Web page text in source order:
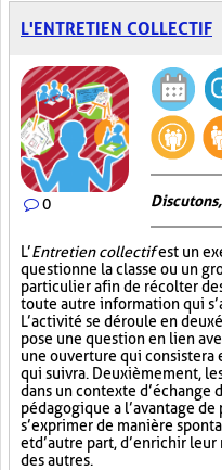
L'ENTRETIEN COLLECTIF
0
L’Entretien collectifest un
questionne la classe ou un
particulier afin de récolter
toute autre information qui
L’activité se déroule en deux
pose une question en lien
une ouverture qui consistera
qui suivra. Deuxièmement,
dans un contexte d’échange
pédagogique a l’avantage
s’exprimer de manière
et d’autre part, d’enrichir
des autres.